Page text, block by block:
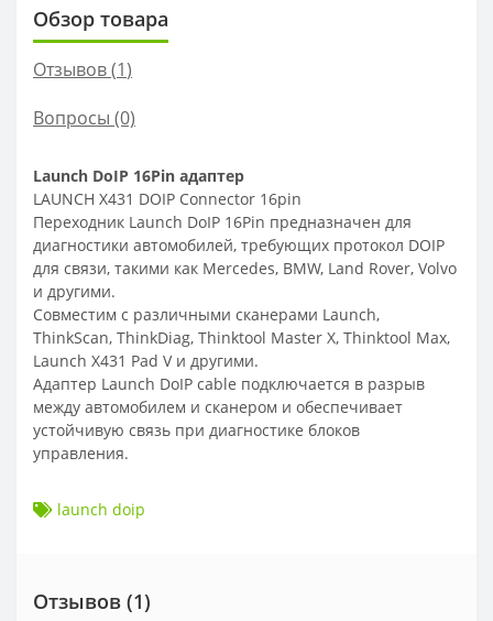
Обзор товара
Отзывов (1)
Вопросы (0)
Launch DoIP 16Pin адаптер
LAUNCH X431 DOIP Connector 16pin
Переходник Launch DoIP 16Pin предназначен для
диагностики автомобилей, требующих протокол DOIP
для связи, такими как Mercedes, BMW, Land Rover, Volvo
и другими.
Совместим с различными сканерами Launch,
ThinkScan, ThinkDiag, Thinktool Master X, Thinktool Max,
Launch X431 Pad V и другими.
Адаптер Launch DoIP cable подключается в разрыв
между автомобилем и сканером и обеспечивает
устойчивую связь при диагностике блоков
управления.
launch doip
Отзывов (1)